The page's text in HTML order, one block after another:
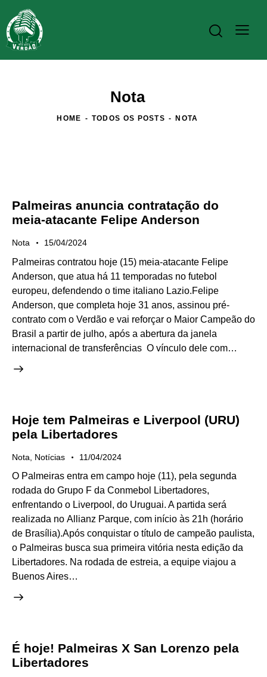
Nota
HOME TODOS OS POSTS NOTA
Palmeiras anuncia contratação do
meia-atacante Felipe Anderson
Nota 15/04/2024
Palmeiras contratou hoje (15) meia-atacante Felipe
Anderson, que atua há 11 temporadas no futebol
europeu, defendendo o time italiano Lazio.Felipe
Anderson, que completa hoje 31 anos, assinou pré-
contrato com o Verdão e vai reforçar o Maior Campeão do
Brasil a partir de julho, após a abertura da janela
internacional de transferências O vínculo dele com…
Hoje tem Palmeiras e Liverpool (URU)
pela Libertadores
Nota Notícias 11/04/2024
O Palmeiras entra em campo hoje (11), pela segunda
rodada do Grupo F da Conmebol Libertadores,
enfrentando o Liverpool, do Uruguai. A partida será
realizada no Allianz Parque, com início às 21h (horário
de Brasília).Após conquistar o título de campeão paulista,
o Palmeiras busca sua primeira vitória nesta edição da
Libertadores. Na rodada de estreia, a equipe viajou a
Buenos Aires…
É hoje! Palmeiras X San Lorenzo pela
Libertadores